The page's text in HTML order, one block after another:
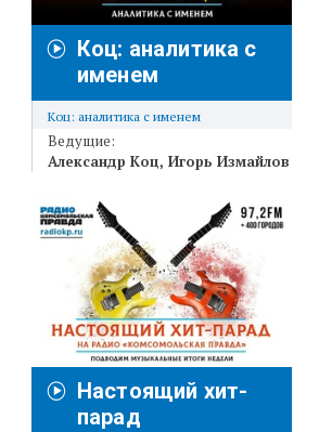
Коц: аналитика с
именем
Коц: аналитика с именем
Ведущие:
Александр Коц Игорь Измайлов
Настоящий хит-
парад